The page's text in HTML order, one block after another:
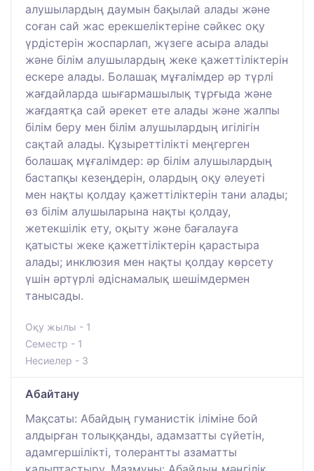
алушылардың даумын бақылай алады және
соған сай жас ерекшеліктеріне сәйкес оқу
үрдістерін жоспарлап, жүзеге асыра алады
және білім алушылардың жеке қажеттіліктерін
ескере алады. Болашақ мұғалімдер әр түрлі
жағдайларда шығармашылық тұрғыда және
жағдаятқа сай әрекет ете алады және жалпы
білім беру мен білім алушылардың игілігін
сақтай алады. Құзыреттілікті меңгерген
болашақ мұғалімдер: әр білім алушылардың
бастапқы кезеңдерін, олардың оқу әлеуеті
мен нақты қолдау қажеттіліктерін тани алады;
өз білім алушыларына нақты қолдау,
жетекшілік ету, оқыту және бағалауға
қатысты жеке қажеттіліктерін қарастыра
алады; инклюзия мен нақты қолдау көрсету
үшін әртүрлі әдіснамалық шешімдермен
танысады.
Оқу жылы - 1
Семестр - 1
Несиелер - 3
Абайтану
Мақсаты: Абайдың гуманистік іліміне бой
алдырған толыққанды, адамзатты сүйетін,
адамгершілікті, толерантты азаматты